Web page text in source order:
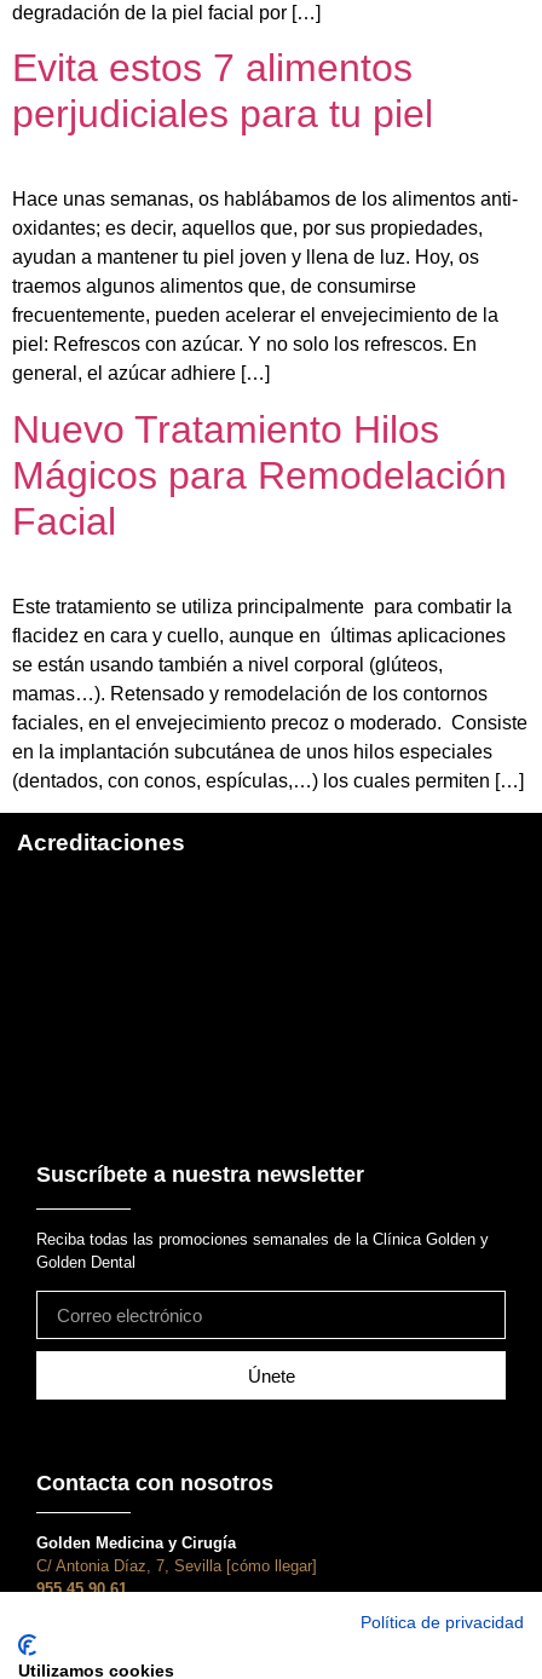
degradación de la piel facial por […]
Evita estos 7 alimentos
perjudiciales para tu piel
Hace unas semanas, os hablábamos de los alimentos anti-
oxidantes; es decir, aquellos que, por sus propiedades,
ayudan a mantener tu piel joven y llena de luz. Hoy, os
traemos algunos alimentos que, de consumirse
frecuentemente, pueden acelerar el envejecimiento de la
piel: Refrescos con azúcar. Y no solo los refrescos. En
general, el azúcar adhiere […]
Nuevo Tratamiento Hilos
Mágicos para Remodelación
Facial
Este tratamiento se utiliza principalmente para combatir la
flacidez en cara y cuello, aunque en últimas aplicaciones
se están usando también a nivel corporal (glúteos,
mamas…). Retensado y remodelación de los contornos
faciales, en el envejecimiento precoz o moderado. Consiste
en la implantación subcutánea de unos hilos especiales
(dentados, con conos, espículas,…) los cuales permiten […]
Acreditaciones
Suscríbete a nuestra newsletter
Reciba todas las promociones semanales de la Clínica Golden y
Golden Dental
Únete
Contacta con nosotros
Golden Medicina y Cirugía
C/ Antonia Díaz, 7, Sevilla [cómo llegar]
955 45 90 61
Política de privacidad
Utilizamos cookies